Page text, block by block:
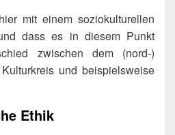
mit einem sozio­kul­tu­rel­len
dass es in die­sem Punkt
zwi­schen dem (nord‑)​
und bei­spiels­wei­se
Ethik